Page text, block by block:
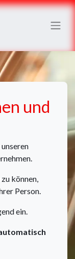
und
können,
Person.
ein.